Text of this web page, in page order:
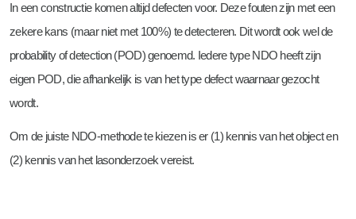
In een constructie komen altijd defecten voor. Deze fouten zijn met een
zekere kans (maar niet met 100%) te detecteren. Dit wordt ook wel de
probability of detection (POD) genoemd. Iedere type NDO heeft zijn
eigen POD, die afhankelijk is van het type defect waarnaar gezocht
wordt.
Om de juiste NDO-methode te kiezen is er (1) kennis van het object en
(2) kennis van het lasonderzoek vereist.